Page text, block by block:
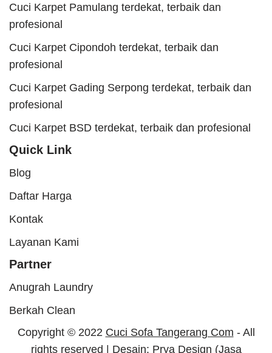
Cuci Karpet Pamulang terdekat, terbaik dan
profesional
Cuci Karpet Cipondoh terdekat, terbaik dan
profesional
Cuci Karpet Gading Serpong terdekat, terbaik dan
profesional
Cuci Karpet BSD terdekat, terbaik dan profesional
Quick Link
Blog
Daftar Harga
Kontak
Layanan Kami
Partner
Anugrah Laundry
Berkah Clean
Copyright © 2022 Cuci Sofa Tangerang Com - All
rights reserved | Desain: Prya Design (Jasa